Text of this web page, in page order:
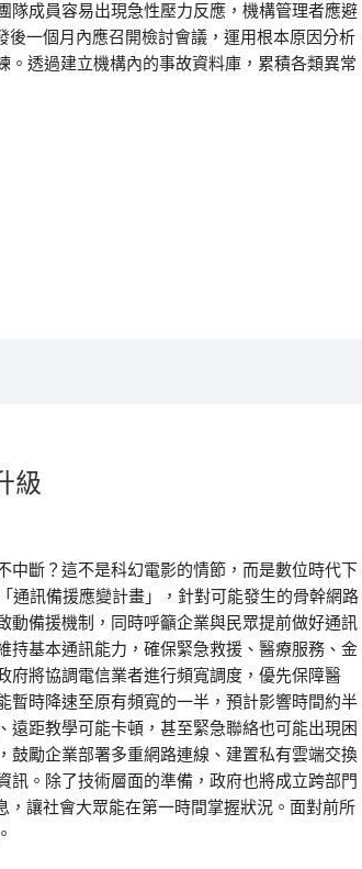
隊成員容易出現急性壓力反應，機構管理者應避
一個月內應召開檢討會議，運用根本原因分析
。透過建立機構內的事故資料庫，累積各類異常
級
中斷？這不是科幻電影的情節，而是數位時代下
通訊備援應變計畫」，針對可能發生的骨幹網路
動備援機制，同時呼籲企業與民眾提前做好通訊
持基本通訊能力，確保緊急救援、醫療服務、金
府將協調電信業者進行頻寬調度，優先保障醫
暫時降速至原有頻寬的一半，預計影響時間約半
距教學可能卡頓，甚至緊急聯絡也可能出現困
鼓勵企業部署多重網路連線、建置私有雲端交換
。除了技術層面的準備，政府也將成立跨部門
讓社會大眾能在第一時間掌握狀況。面對前所